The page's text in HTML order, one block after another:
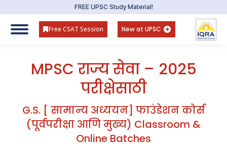
FREE UPSC Study Material!
Free CSAT Session New at UPSC
MPSC राज्य सेवा – 2025
परीक्षेसाठी
G.S. [ सामान्य अध्ययन] फाउंडेशन कोर्स
(पूर्वपरीक्षा आणि मुख्य) Classroom &
Online Batches
You are here: